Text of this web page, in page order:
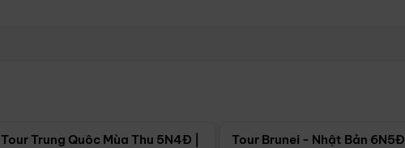
Tour Trung Quôc Mùa Thu 5N4Đ |
Tour Brunei - Nhật Bản 6N5Đ |